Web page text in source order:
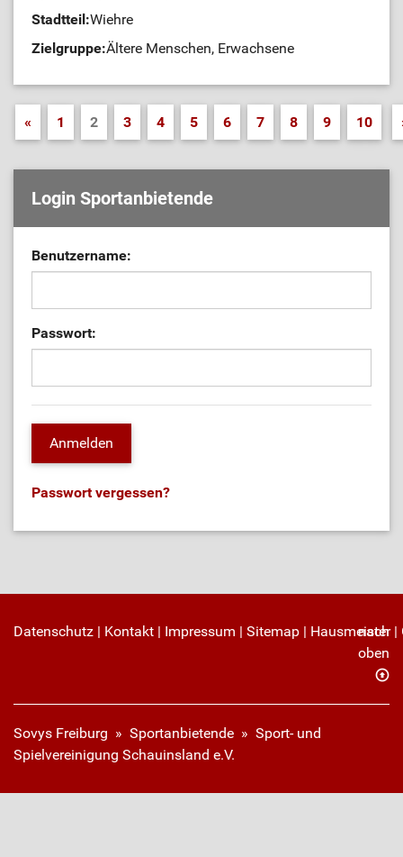
Stadtteil:Wiehre
Zielgruppe:Ältere Menschen, Erwachsene
« 1 2 3 4 5 6 7 8 9 10
Login Sportanbietende
Benutzername:
Passwort:
Passwort vergessen?
Datenschutz | Kontakt | Impressum | Sitemap | Hausmeister|
nach
oben
Sovys Freiburg » Sportanbietende » Sport- und
Spielvereinigung Schauinsland e.V.